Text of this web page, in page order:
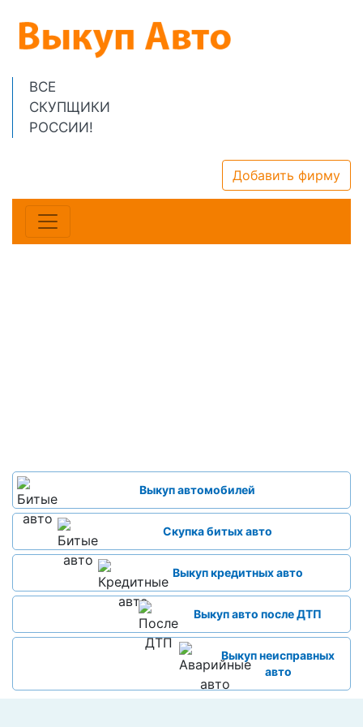
ВСЕ
СКУПЩИКИ
РОССИИ!
Добавить фирму
Выкуп автомобилей
Скупка битых авто
Выкуп кредитных авто
Выкуп авто после ДТП
Выкуп неисправных
авто